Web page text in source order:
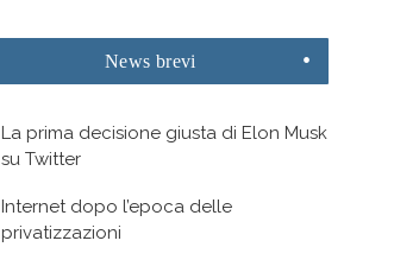
News brevi
La prima decisione giusta di Elon Musk
su Twitter
Internet dopo l’epoca delle
privatizzazioni